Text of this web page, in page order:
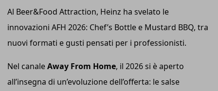
Al Beer&Food Attraction, Heinz ha svelato le
innovazioni AFH 2026: Chef’s Bottle e Mustard BBQ, tra
nuovi formati e gusti pensati per i professionisti.
Nel canaleAway From Home, il 2026 si è aperto
all’insegna di un’evoluzione dell’offerta: le salse